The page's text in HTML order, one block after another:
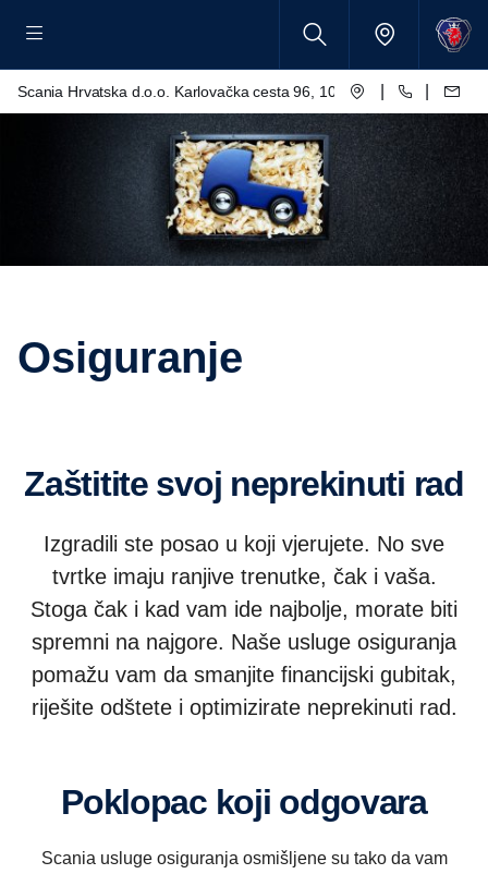
Scania Hrvatska d.o.o. Karlovačka cesta 96, 10250 Lučko
Osiguranje
Zaštitite svoj neprekinuti rad
Izgradili ste posao u koji vjerujete. No sve
tvrtke imaju ranjive trenutke, čak i vaša.
Stoga čak i kad vam ide najbolje, morate biti
spremni na najgore. Naše usluge osiguranja
pomažu vam da smanjite financijski gubitak,
riješite odštete i optimizirate neprekinuti rad.
Poklopac koji odgovara
Scania usluge osiguranja osmišljene su tako da vam